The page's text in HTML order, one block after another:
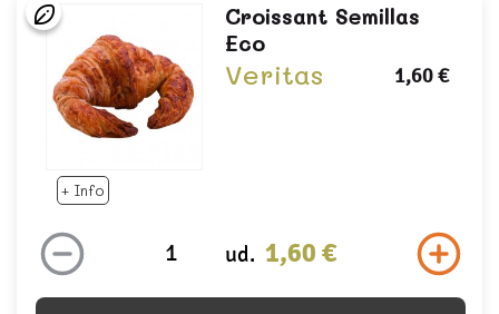
+ Info
Croissant Semillas
Eco
Veritas 1,60 €
ud. 1,60 €